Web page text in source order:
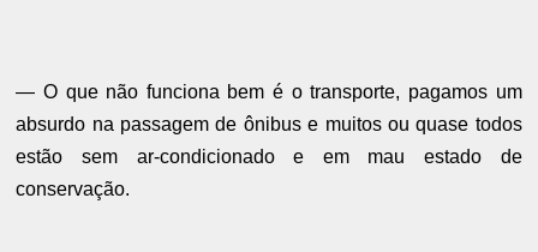
— O que não funciona bem é o transporte, pagamos um
absurdo na passagem de ônibus e muitos ou quase todos
estão sem ar-condicionado e em mau estado de
conservação.